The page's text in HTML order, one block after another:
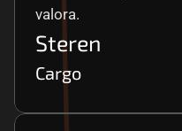
valora.
Steren
Cargo